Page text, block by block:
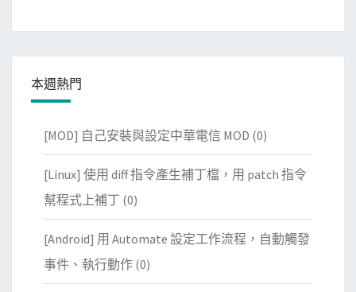
本週熱門
[MOD] 自己安裝與設定中華電信 MOD (0)
[Linux] 使用 diff 指令產生補丁檔，用 patch 指令
幫程式上補丁 (0)
[Android] 用 Automate 設定工作流程，自動觸發
事件、執行動作 (0)